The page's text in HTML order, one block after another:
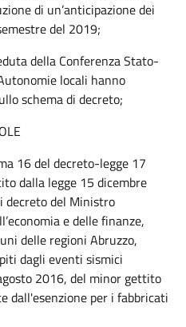
di un’anticipazione dei
del 2019;
della Conferenza Stato-
locali hanno
schema di decreto;
16 del decreto-legge 17
dalla legge 15 dicembre
decreto del Ministro
e delle finanze,
delle regioni Abruzzo,
dagli eventi sismici
2016, del minor gettito
dall'esenzione per i fabbricati